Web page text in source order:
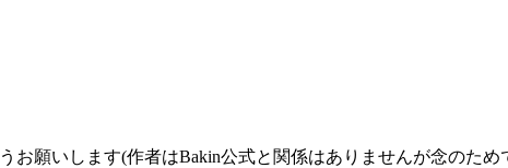
お願いします(作者はBakin公式と関係はありませんが念のため